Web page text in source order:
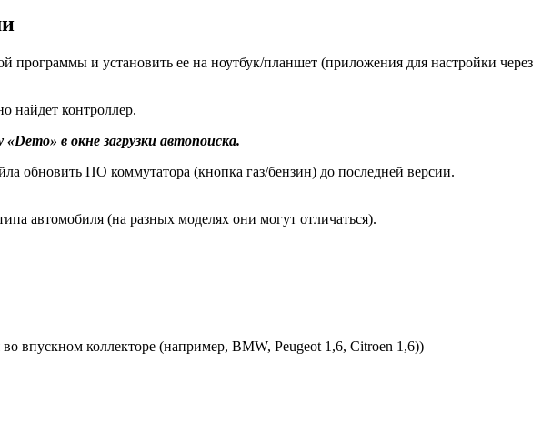
программы и установить ее на ноутбук/планшет (приложения для настройки через
найдет контроллер.
в окне загрузки автопоиска.
ПО коммутатора (кнопка газ/бензин) до последней версии.
автомобиля (на разных моделях они могут отличаться).
впускном коллекторе (например, BMW, Peugeot 1,6, Citroen 1,6))